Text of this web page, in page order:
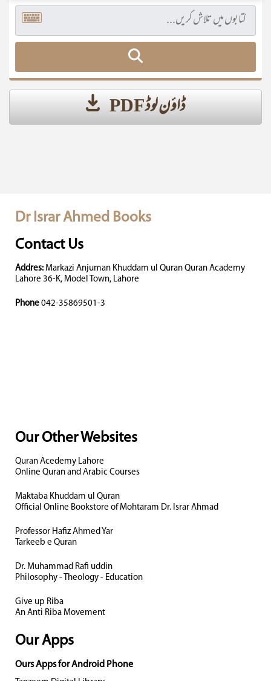
ڈاؤن لوڈ PDF
Dr Israr Ahmed Books
Contact Us
Addres: Markazi Anjuman Khuddam ul Quran Quran Academy
Lahore 36-K, Model Town, Lahore
Phone 042-35869501-3
Our Other Websites
Quran Acedemy Lahore
Online Quran and Arabic Courses
Maktaba Khuddam ul Quran
Official Online Bookstore of Mohtaram Dr. Israr Ahmad
Professor Hafiz Ahmed Yar
Tarkeeb e Quran
Dr. Muhammad Rafi uddin
Philosophy - Theology - Education
Give up Riba
An Anti Riba Movement
Our Apps
Ours Apps for Android Phone